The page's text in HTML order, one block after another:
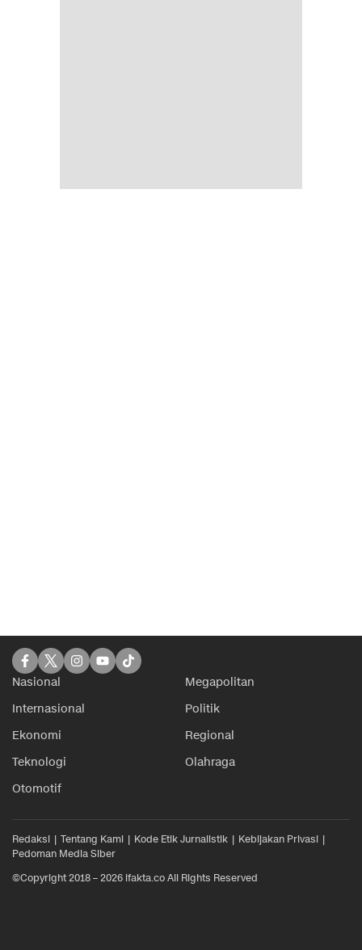
Nasional
Megapolitan
Internasional
Politik
Ekonomi
Regional
Teknologi
Olahraga
Otomotif
Redaksi Tentang Kami Kode Etik Jurnalistik
Kebijakan Privasi
Pedoman Media Siber
©Copyright 2018 – 2026 ifakta.co All Rights Reserved